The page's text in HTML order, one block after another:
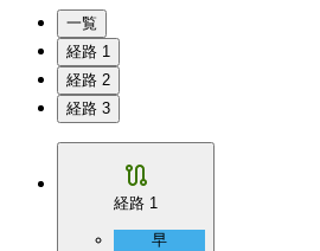
一覧
経路 1
経路 2
経路 3
経路 1
早